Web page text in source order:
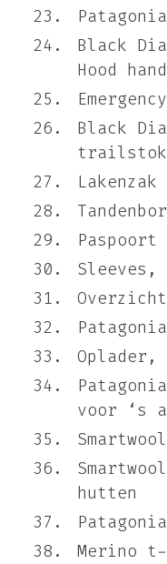
Black
Hood
Black
Paspoort
Sleeves,
Oplader,
voor ‘s
hutten
Merino